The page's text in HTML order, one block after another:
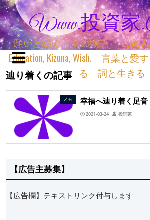
Www.投資家
願いと紡ぐ 君の物語 ＊ Love,
Education, Kizuna, Wish. 言葉と
る 詞と生きる
辿り着くの記事
メモ 幸福へ辿り着く足音
2021-03-24 投詞家
【広告主募集】
【広告欄】テキストリンク付与します